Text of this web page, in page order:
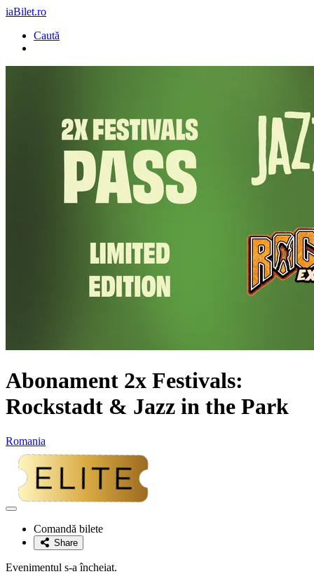
iaBilet.ro
Caută
Abonament 2x Festivals:
Rockstadt & Jazz in the Park
Romania
Adaugă
favoriteComandă bilete
Share
Evenimentul s-a încheiat.